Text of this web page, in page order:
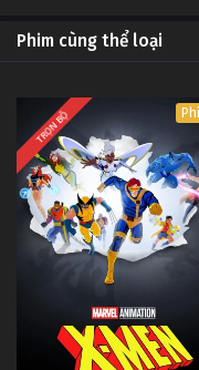
Tập 63
Đấu
Đấu Phá
Tập 61
Đấu
Tập 60
Đấu Phá
Phim cùng thể loại
TRỌN BỘ